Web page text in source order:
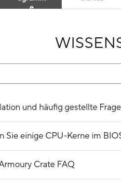
e
und häufig gestellte
Sie einige CPU-Kerne im
Crate FAQ